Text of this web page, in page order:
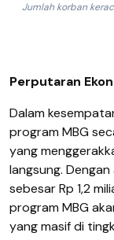
Jumlah korban
Perputaran
Dalam
program MBG
yang
langsung.
sebesar Rp 1,2
program MBG
yang masif di